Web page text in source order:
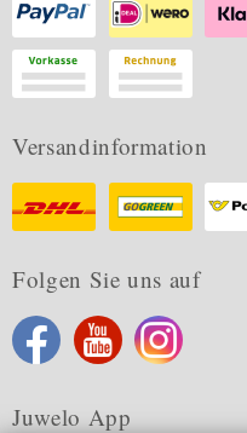
Versandinformation
Folgen Sie uns auf
Juwelo App